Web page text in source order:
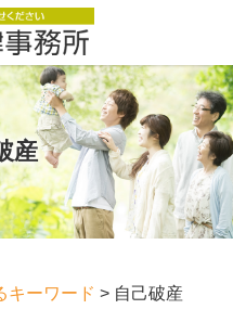
産
キーワード > 自己破産